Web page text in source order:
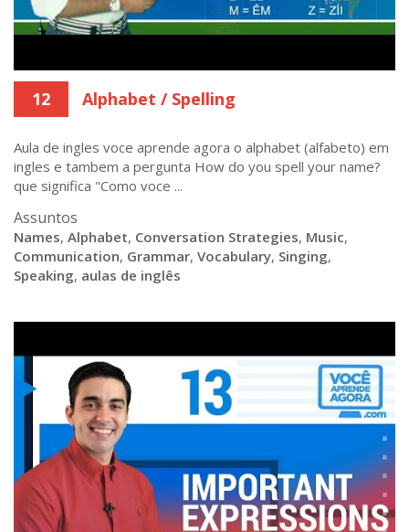
12 Alphabet / Spelling
Aula de ingles voce aprende agora o alphabet (alfabeto) em
ingles e tambem a pergunta How do you spell your name?
que significa "Como voce ...
Assuntos
Names, Alphabet, Conversation Strategies, Music,
Communication, Grammar, Vocabulary, Singing,
Speaking, aulas de inglês